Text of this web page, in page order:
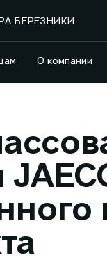
БЕРЕЗНИКИ
О компании